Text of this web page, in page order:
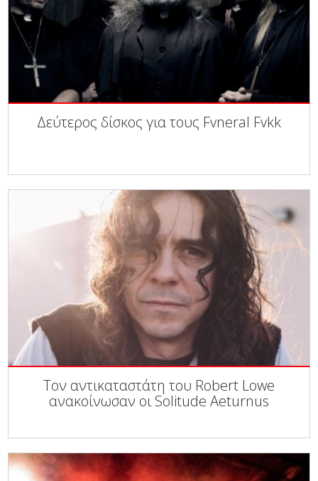
Δεύτερος δίσκος για τους Fvneral Fvkk
Τον αντικαταστάτη του Robert Lowe
ανακοίνωσαν οι Solitude Aeturnus